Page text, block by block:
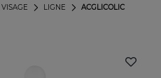
ACGLICOLIC
LIGNE